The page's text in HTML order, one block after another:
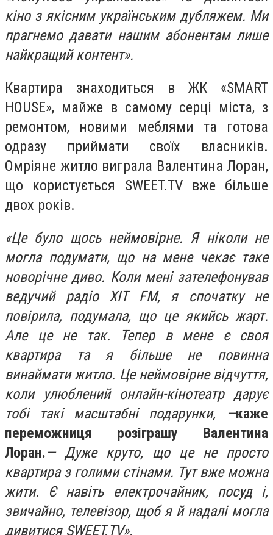
кіно з якісним українським дубляжем. Ми
прагнемо давати нашим абонентам лише
найкращий контент».
Квартира знаходиться в ЖК «SMART
HOUSE», майже в самому серці міста, з
ремонтом, новими меблями та готова
одразу приймати своїх власників.
Омріяне житло виграла Валентина Лоран,
що користується SWEET.TV вже більше
двох років.
«Це було щось неймовірне. Я ніколи не
могла подумати, що на мене чекає таке
новорічне диво. Коли мені зателефонував
ведучий радіо ХІТ FM, я спочатку не
повірила, подумала, що це якийсь жарт.
Але це не так. Тепер в мене є своя
квартира та я більше не повинна
винаймати житло. Це неймовірне відчуття,
коли улюблений онлайн-кінотеатр дарує
тобі такі масштабні подарунки, —каже
переможниця розіграшу Валентина
Лоран.— Дуже круто, що це не просто
квартира з голими стінами. Тут вже можна
жити. Є навіть електрочайник, посуд і,
звичайно, телевізор, щоб я й надалі могла
дивитися SWEET.TV».